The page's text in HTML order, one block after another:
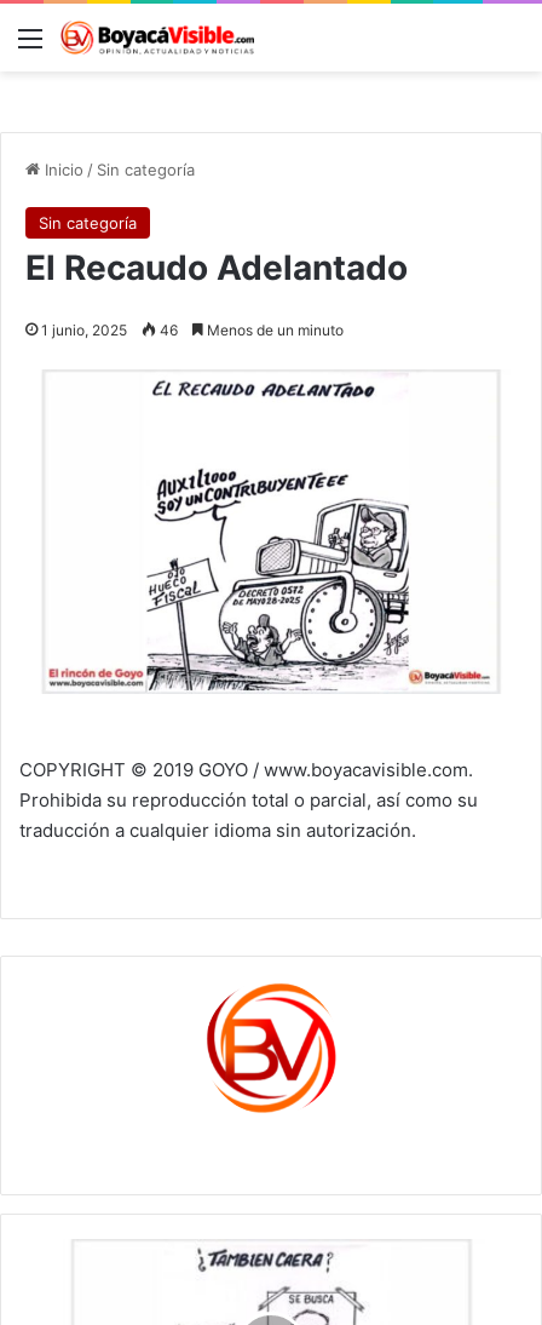
Menú
Inicio / Sin categoría
Sin categoría
El Recaudo Adelantado
1 junio, 2025 46 Menos de un minuto
COPYRIGHT © 2019 GOYO / www.boyacavisible.com.
Prohibida su reproducción total o parcial, así como su
traducción a cualquier idioma sin autorización.